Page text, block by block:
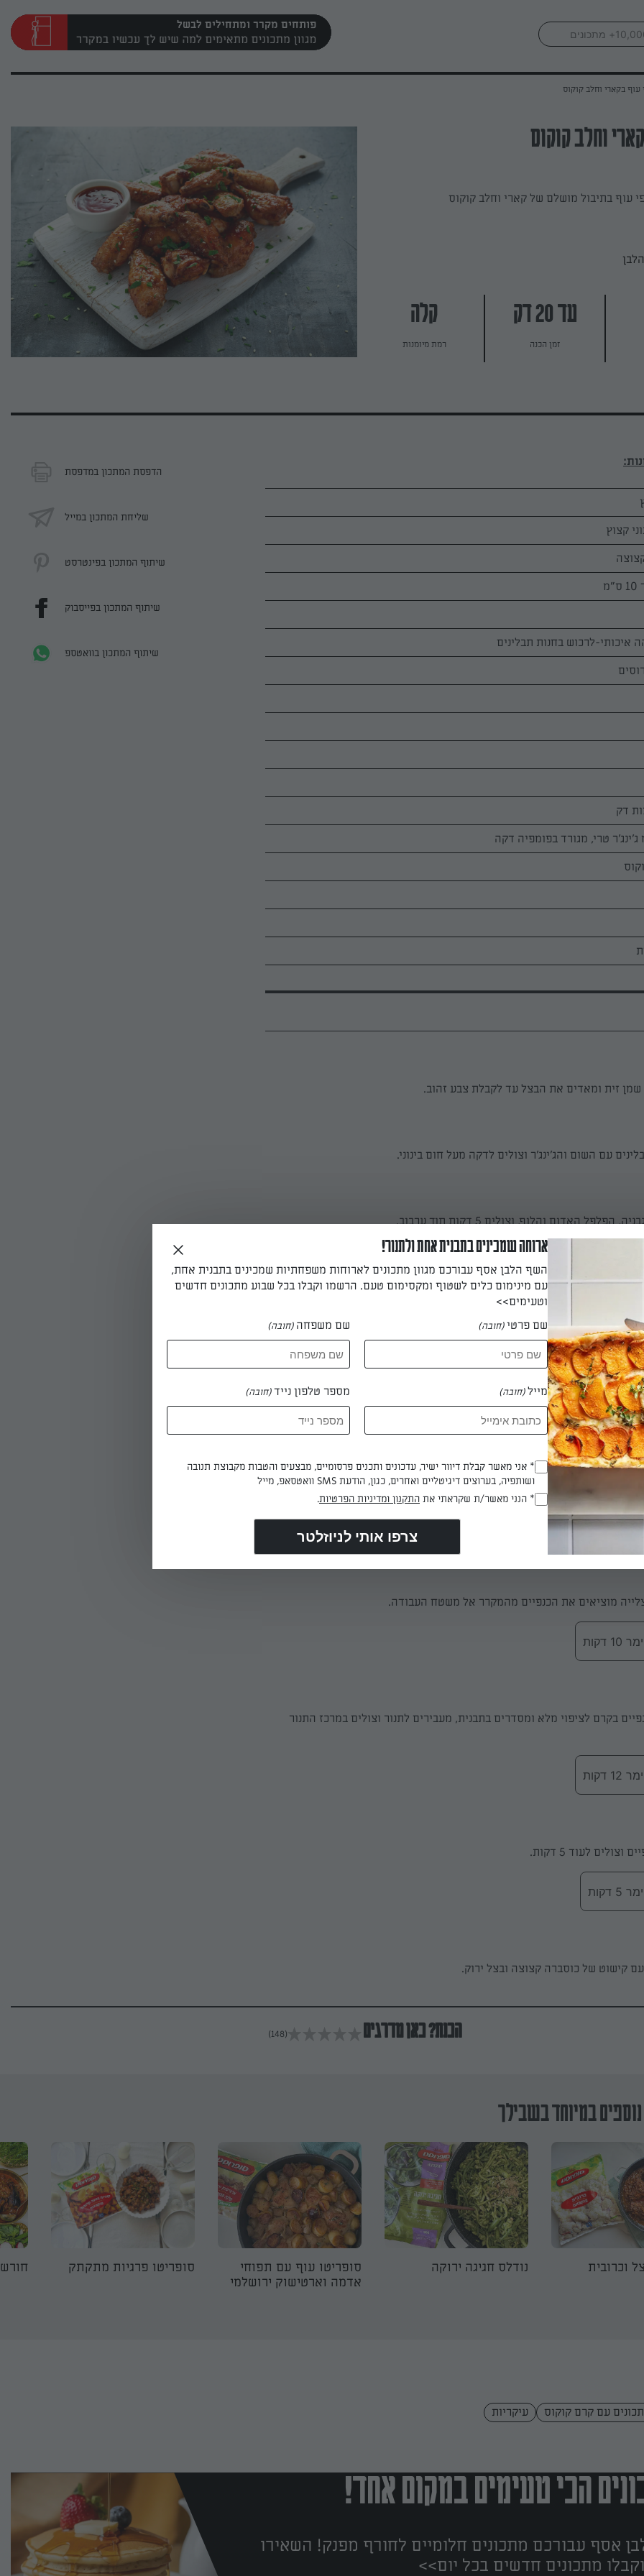
פותחים מקרר ומתחילים לבשל
עוף בקארי וחלב קוקוס
וחלב קוקוס
עוף בתיבול מושלם של קארי וחלב קוקוס
עד 20 דק
זמן הכנה
קלה
רמת מיומנות
עם השום והג'ינג'ר וצולים לדקה מעל חום בינוני.
האדום והלוף, וצולים 5 דקות תוך ערבוב.
מערבבים חצי דקה, מוסיפים את קרם הקוקוס ומרתיחים.
נמוך למשך כמה דקות, מסירים מהאש ומצננים.
על הכנפיים ומשרים לשעתיים במקרר.
העליון.
דקות
בקרם לציפוי מלא ומסדרים בתבנית, מעבירים לתנור וצולים במרכז התנור
דקות
לעוד 5 דקות.
קישוט של כוסברה קצוצה ובצל ירוק.
הדפסת המתכון במדפסת
שליחת המתכון במייל
שיתוף המתכון בפינטרסט
שיתוף המתכון בפייסבוק
שיתוף המתכון בוואטספ
הכנת? כאן מדרגים (148)
במיוחד בשבילך
וכרובית נודלס חגיגה ירוקה
סופריטו עוף עם תפוחי
אדמה וארטישוק ירושלמי
סופריטו פרגיות מתקתק
עם קרם קוקוס עיקריות
הכי טעימים במקום אחד!
אסף עבורכם מתכונים חלומיים לחורף מפנק! השאירו
מתכונים חדשים בכל יום>>
ארוחה שמכינים בתבנית אחת ולתנור!
השף הלבן אסף עבורכם מגוון מתכונים לארוחות משפחתיות שמכינים בתבנית אחת,
עם מינימום כלים לשטוף ומקסימום טעם. הרשמו וקבלו בכל שבוע מתכונים חדשים
וטעימים>>
שם פרטי(חובה) שם משפחה (חובה)
מייל(חובה) מספר טלפון נייד(חובה)
(חובה)
* אני מאשר קבלת דיוור ישיר, עדכונים ותכנים פרסומיים, מבצעים והטבות מקבוצת תנובה
ושותפיה, בערוצים דיגיטליים ואחרים, כגון, הודעת SMS וואטסאפ, מייל
(חובה)
* הנני מאשר/ת שקראתי את התקנון ומדיניות הפרטיות.